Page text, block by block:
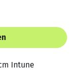
Intune